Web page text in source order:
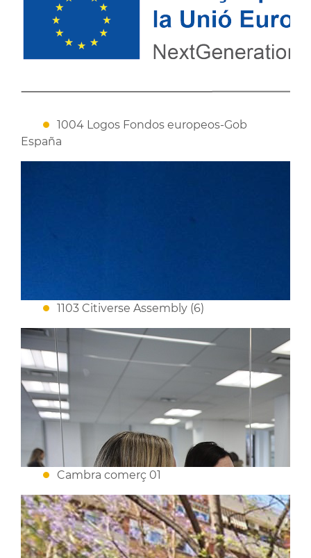
1004 Logos Fondos europeos-Gob
España
1103 Citiverse Assembly (6)
Cambra comerç 01